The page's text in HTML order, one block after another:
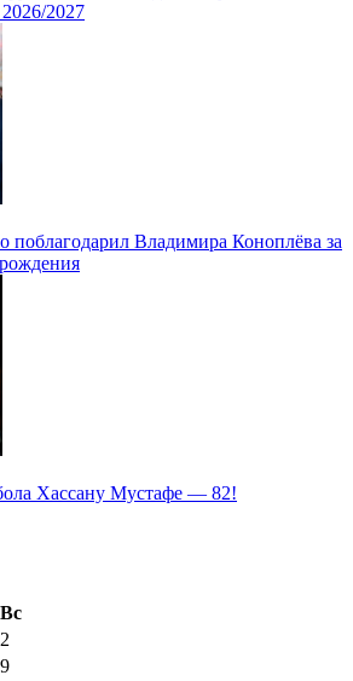
2027
поблагодарил Владимира Коноплёва за
Хассану Мустафе — 82!
Вс
2
9